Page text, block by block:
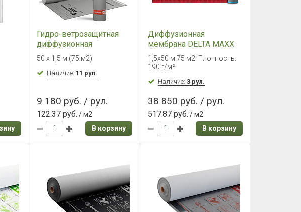
Гидро-ветрозащитная
диффузионная
мембрана
ТехноНИКОЛЬ Альфа
ВЕНТ 150
50 х 1,5 м (75 м2)
Наличие: 11 рул.
9 180 руб. / рул.
122.37 руб. / м2
В корзину
Диффузионная
мембрана DELTA MAXX
PLUS 75 м²
1,5х50 м 75 м2. Плотность:
190 г/м²
Наличие: 3 рул.
38 850 руб. / рул.
517.87 руб. / м2
В корзину